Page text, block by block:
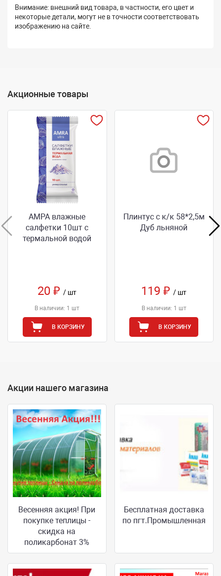
Внимание: внешний вид товара, в частности, его цвет и
некоторые детали, могут не в точности соответствовать
изображению на сайте.
Акционные товары
АМРА влажные
салфетки 10шт с
термальной водой
20 ₽/ шт
В наличии: 1 шт
В КОРЗИНУ
Плинтус с к/к 58*2,5м
Дуб льняной
119 ₽/ шт
В наличии: 1 шт
В КОРЗИНУ
Акции нашего магазина
Весенняя акция! При
покупке теплицы -
скидка на
поликарбонат 3%
Бесплатная доставка
по пгт.Промышленная